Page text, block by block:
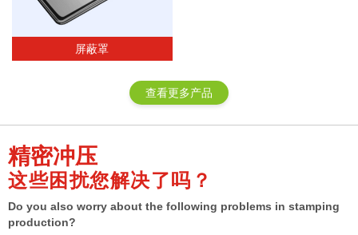
屏蔽罩
查看更多产品
精密冲压
这些困扰您解决了吗？
Do you also worry about the following problems in stamping
production?